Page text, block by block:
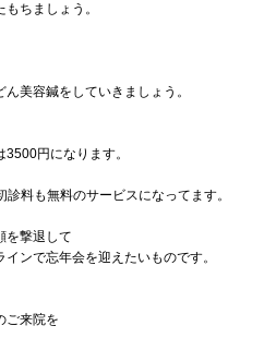
ちましょう。
美容鍼をしていきましょう。
円になります。
料も無料のサービスになってます。
を撃退して
ンで忘年会を迎えたいものです。
ご来院を